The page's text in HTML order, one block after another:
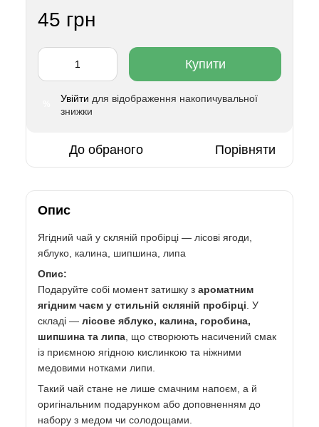
45 грн
Купити
Увійти для відображення накопичувальної
знижки
До обраного Порівняти
Опис
Ягідний чай у скляній пробірці — лісові ягоди,
яблуко, калина, шипшина, липа
Опис:
Подаруйте собі момент затишку з ароматним
ягідним чаєм у стильній скляній пробірці . У
складі — лісове яблуко, калина, горобина,
шипшина та липа , що створюють насичений смак
із приємною ягідною кислинкою та ніжними
медовими нотками липи.
Такий чай стане не лише смачним напоєм, а й
оригінальним подарунком або доповненням до
набору з медом чи солодощами.